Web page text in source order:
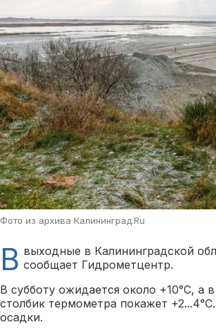
Фото из архива Калининград.Ru
В выходные в Калининградской
сообщает Гидрометцентр.
В субботу ожидается около +10°С, а
столбик термометра покажет
осадки.